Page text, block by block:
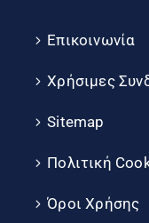
Επικοινωνία
Χρήσιμες
Sitemap
Πολιτική
Όροι Χρήσης